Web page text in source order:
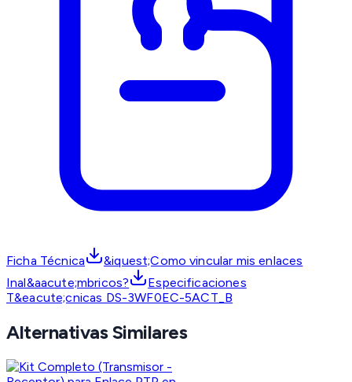
Ficha Técnica
&iquest;Como vincular mis enlaces
Inal&aacute;mbricos?
Especificaciones
T&eacute;cnicas DS-3WF0EC-5ACT_B
Alternativas Similares